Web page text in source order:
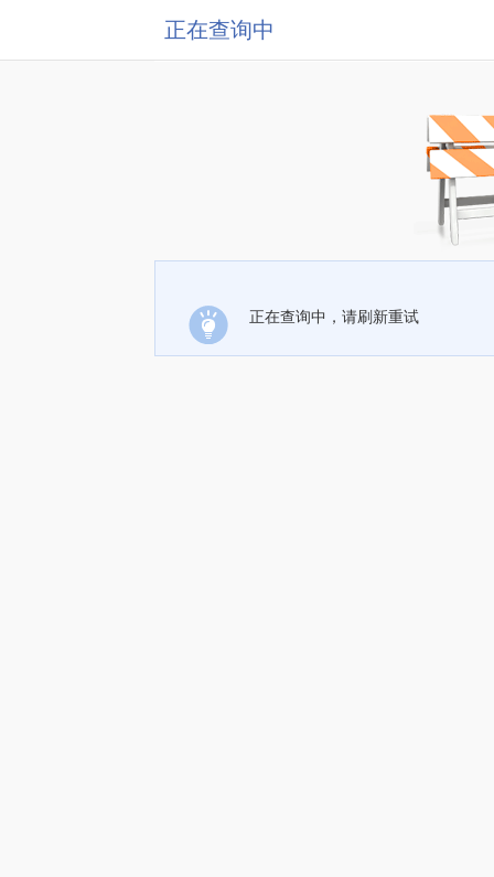
正在查询中
正在查询中，请刷新重试